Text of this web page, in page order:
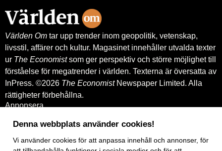
Exportkreditnämnden, EKN.
Världen Om tar upp trender inom geopolitik, vetenskap,
livsstil, affärer och kultur. Magasinet innehåller utvalda texter
ur The Economistsom ger perspektiv och större möjlighet till
förståelse för megatrender i världen. Texterna är översatta av
InPress. ©2026 The EconomistNewspaper Limited. Alla
rättigheter förbehållna.
Annonsera
Kontakt
Köp tidigare nummer
Denna webbplats använder cookies!
Vi använder cookiesför att anpassa innehåll och annonser, för